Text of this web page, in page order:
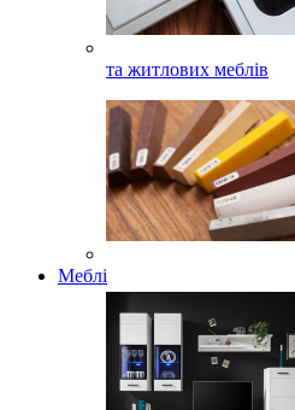
та житлових меблів
Меблі